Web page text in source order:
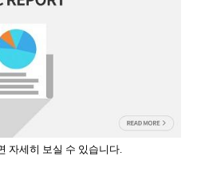
자세히 보실 수 있습니다.